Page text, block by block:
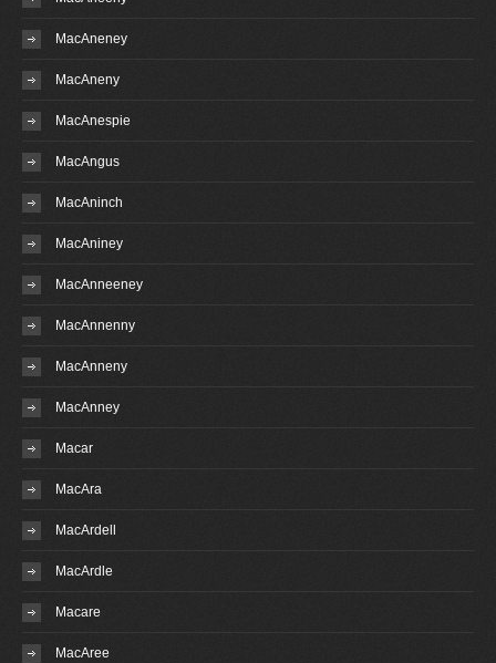
MacAneney
MacAneny
MacAnespie
MacAngus
MacAninch
MacAniney
MacAnneeney
MacAnnenny
MacAnneny
MacAnney
Macar
MacAra
MacArdell
MacArdle
Macare
MacAree